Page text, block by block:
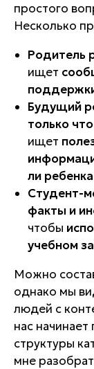
простого
Несколько
Родитель
ищет
Будущий
только
ищет
ли ребенка
Студент-
факты и
чтобы
учебном
Можно
однако мы
людей с
нас начинает
структуры
мне